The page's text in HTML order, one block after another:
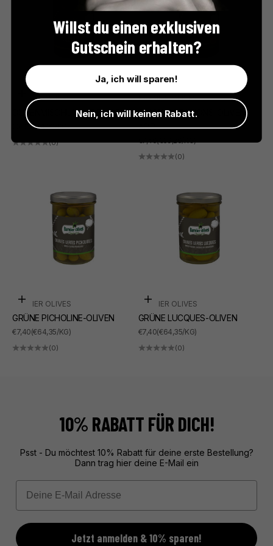
In den Warenkorb
BARNIER OLIVES
OLIVENMISCHUNG APÉRITIF
ANGEBOT
€5,90(€51,30/KG)
(0)
BARNIER OLIVES
SCHWARZE NYONS-OLIVEN
AOP
(0)
In den Warenkorb
BARNIER OLIVES
GRÜNE PICHOLINE-OLIVEN
ANGEBOT
€7,40(€64,35/KG)
(0)
In den Warenkorb
BARNIER OLIVES
GRÜNE LUCQUES-OLIVEN
ANGEBOT
€7,40(€64,35/KG)
(0)
10% RABATT FÜR DICH!
Psst - Du möchtest 10% Rabatt für deine erste Bestellung?
Dann trag hier deine E-Mail ein
Email
Jetzt anmelden & 10% sparen!
Willst du einen exklusiven
Gutschein erhalten?
Ja, ich will sparen!
Nein, ich will keinen Rabatt.